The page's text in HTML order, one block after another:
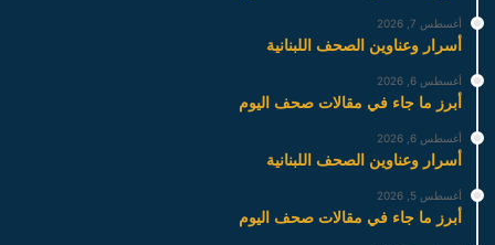
أغسطس 7, 2026
أسرار وعناوين الصحف اللبنانية
أغسطس 6, 2026
أبرز ما جاء في مقالات صحف اليوم
أغسطس 6, 2026
أسرار وعناوين الصحف اللبنانية
أغسطس 5, 2026
أبرز ما جاء في مقالات صحف اليوم